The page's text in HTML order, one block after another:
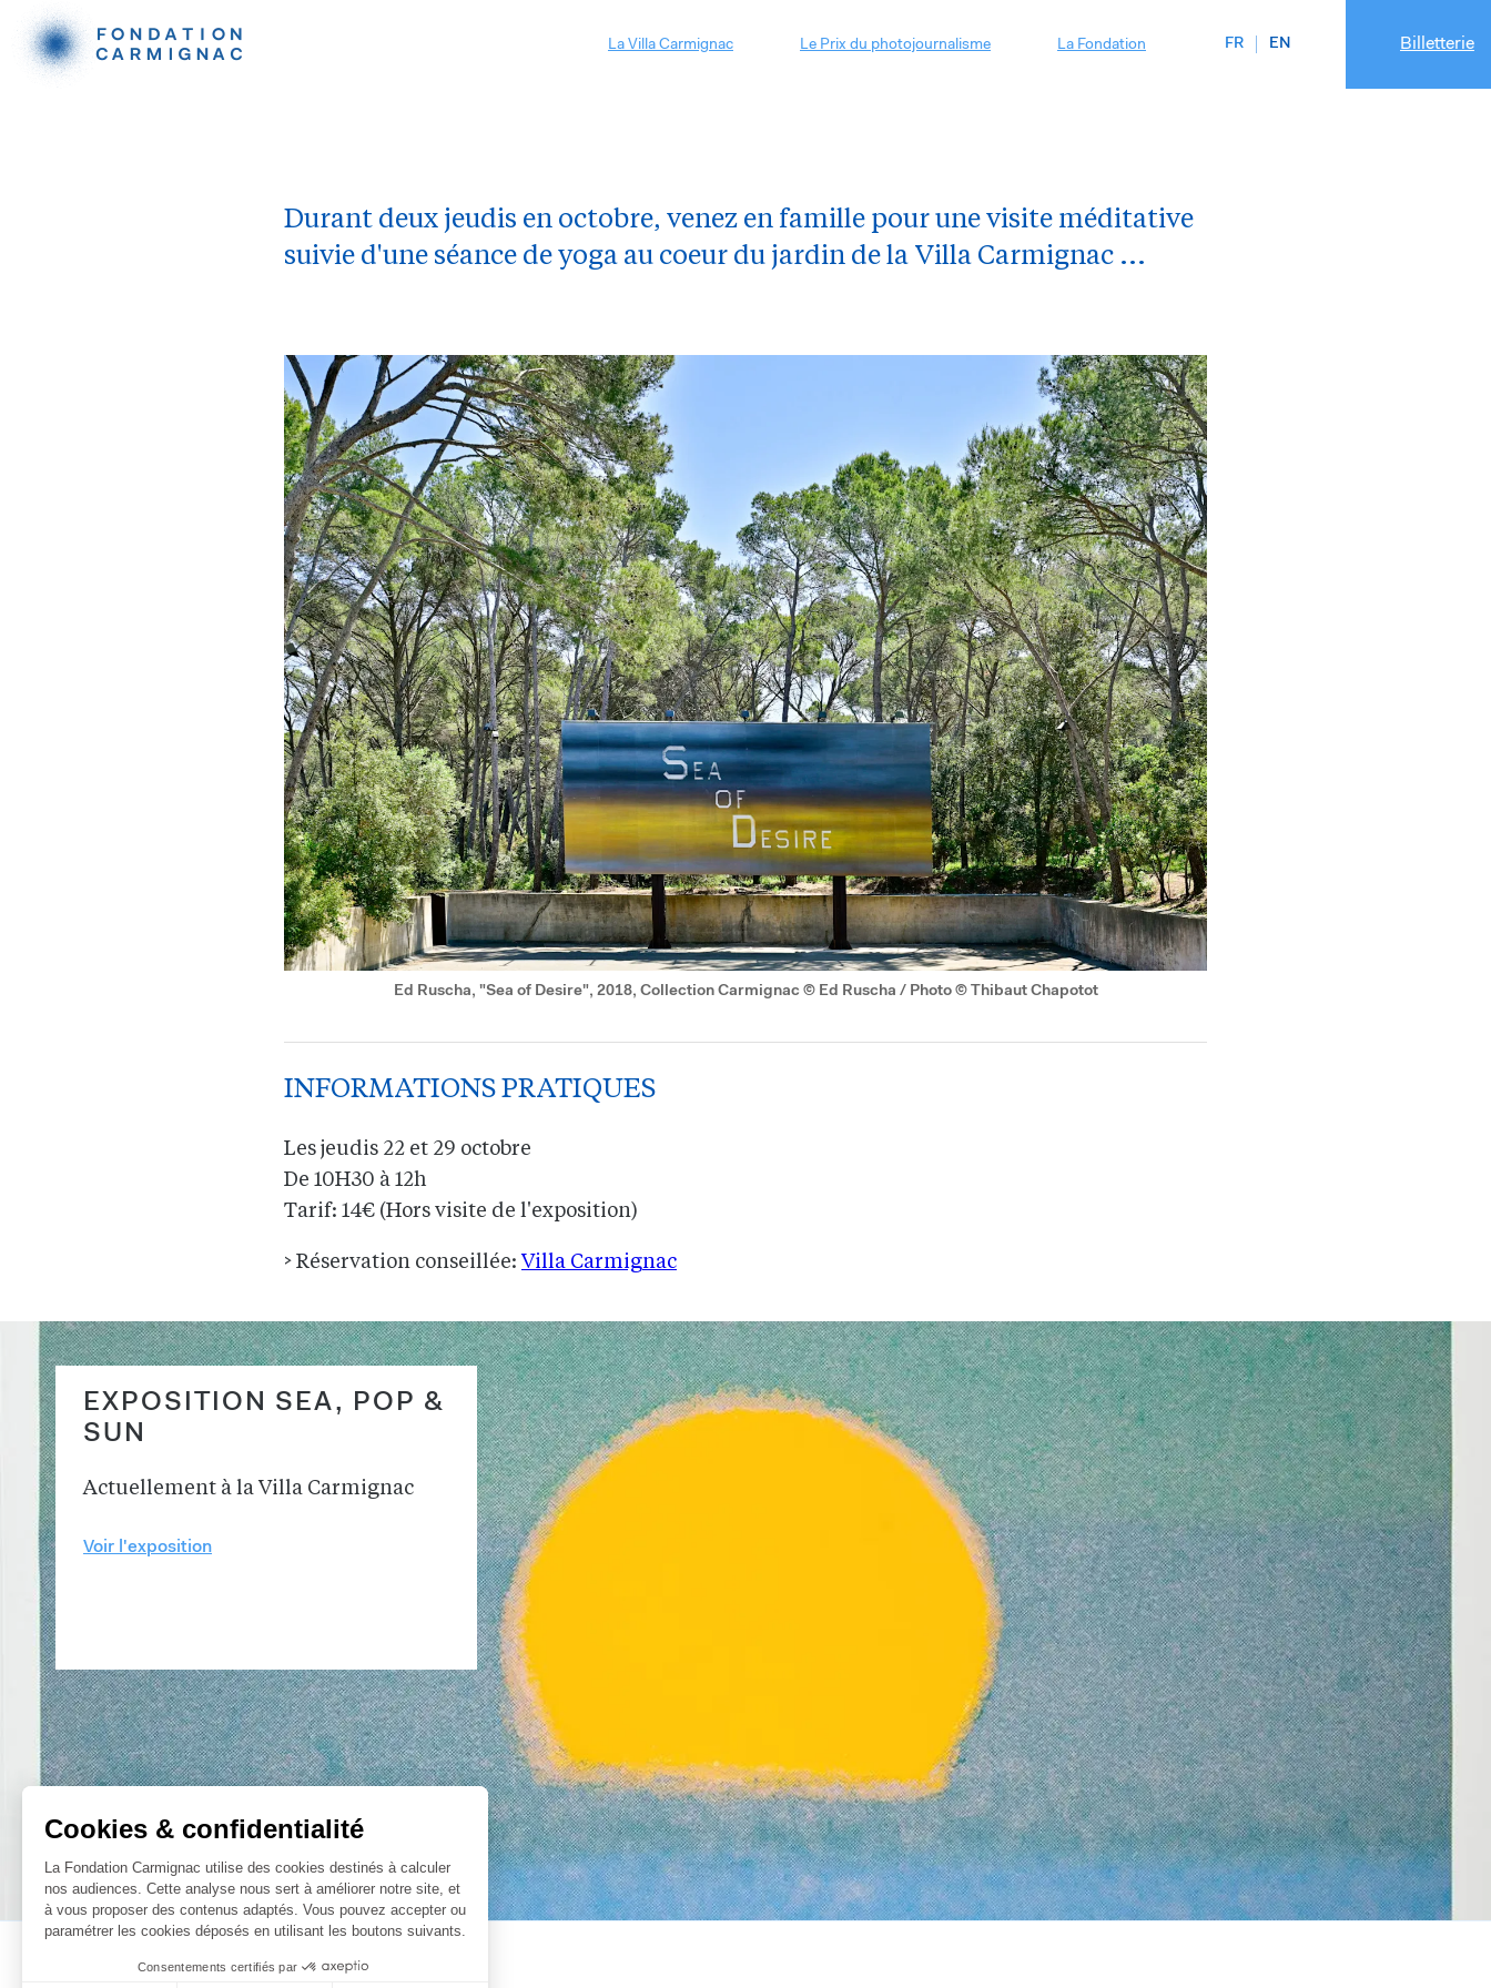
La Villa Carmignac Le Prix du photojournalisme La Fondation FR EN Billetterie
Durant deux jeudis en octobre, venez en famille pour une visite méditative
suivie d'une séance de yoga au coeur du jardin de la Villa Carmignac ...
Ed Ruscha, "Sea of Desire", 2018, Collection Carmignac © Ed Ruscha / Photo © Thibaut Chapotot
INFORMATIONS PRATIQUES
Les jeudis 22 et 29 octobre
De 10H30 à 12h
Tarif: 14€ (Hors visite de l'exposition)
> Réservation conseillée:Villa Carmignac
EXPOSITION SEA, POP &
SUN
Actuellement à la Villa Carmignac
Voir l'exposition
Cookies & confidentialité
La Fondation Carmignac utilise des cookies destinés à calculer
nos audiences. Cette analyse nous sert à améliorer notre site, et
à vous proposer des contenus adaptés. Vous pouvez accepter ou
paramétrer les cookies déposés en utilisant les boutons suivants.
Consentements certifiés par